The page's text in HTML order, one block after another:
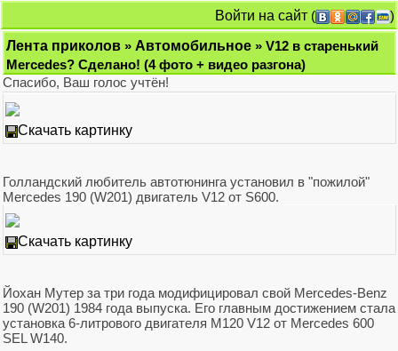
Войти на сайт (
)
Лента приколов » Автомобильное » V12 в старенький
Mercedes? Сделано! (4 фото + видео разгона)
Спасибо, Ваш голоc учтён!
Скачать картинку
Голландский любитель автотюнинга установил в "пожилой"
Mercedes 190 (W201) двигатель V12 от S600.
Скачать картинку
Йохан Мутер за три года модифицировал свой Mercedes-Benz
190 (W201) 1984 года выпуска. Его главным достижением стала
установка 6-литрового двигателя M120 V12 от Mercedes 600
SEL W140.